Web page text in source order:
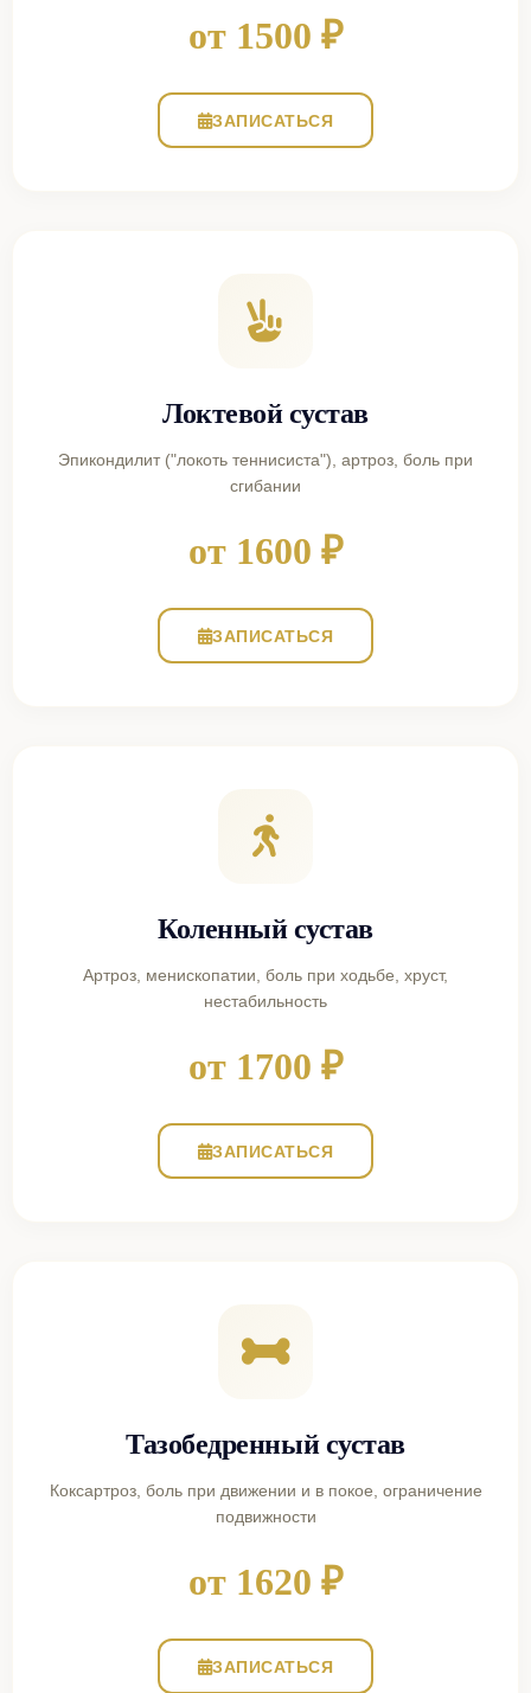
от 1500 ₽
ЗАПИСАТЬСЯ
Локтевой сустав
Эпикондилит ("локоть теннисиста"), артроз, боль при
сгибании
от 1600 ₽
ЗАПИСАТЬСЯ
Коленный сустав
Артроз, менископатии, боль при ходьбе, хруст,
нестабильность
от 1700 ₽
ЗАПИСАТЬСЯ
Тазобедренный сустав
Коксартроз, боль при движении и в покое, ограничение
подвижности
от 1620 ₽
ЗАПИСАТЬСЯ